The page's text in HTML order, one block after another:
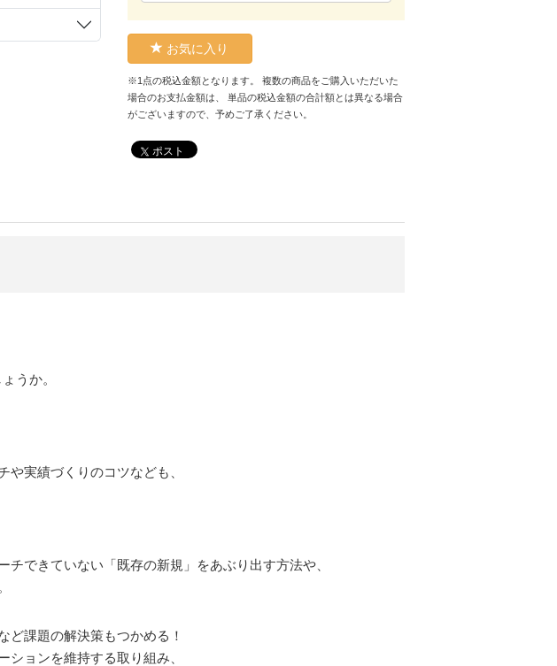
お気に入り
※1点の税込金額となります。 複数の商品をご購入いただいた
場合のお支払金額は、 単品の税込金額の合計額とは異なる場合
がございますので、予めご了承ください。
ポスト
うか。
実績づくりのコツなども、
できていない「既存の新規」をあぶり出す方法や、
ど課題の解決策もつかめる！
ョンを維持する取り組み、